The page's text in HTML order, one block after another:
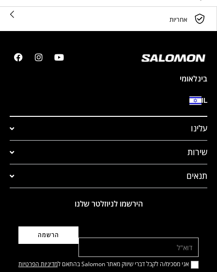
אחריות
בינלאומי
IL
עלינו
שירות
תנאים
הירשמו לניוזלטר שלנו
אני מסכימ/ה לקבל דברי שיווק מאתר Salomon בהתאם ל מדיניות הפרטיות